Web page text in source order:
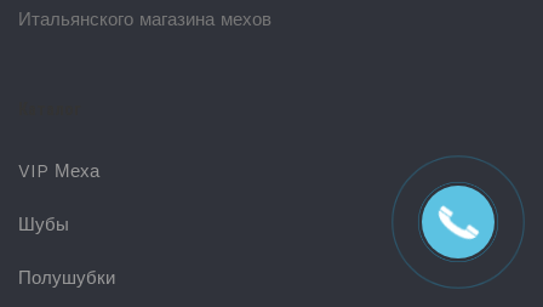
Итальянского магазина мехов
VIP Меха
Шубы
Полушубки